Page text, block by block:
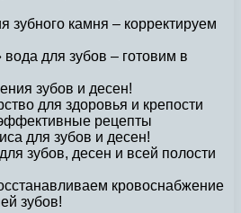
зубного камня – корректируем
для зубов – готовим в
зубов и десен!
для здоровья и крепости
рецепты
для зубов и десен!
зубов, десен и всей полости
кровоснабжение
зубов!